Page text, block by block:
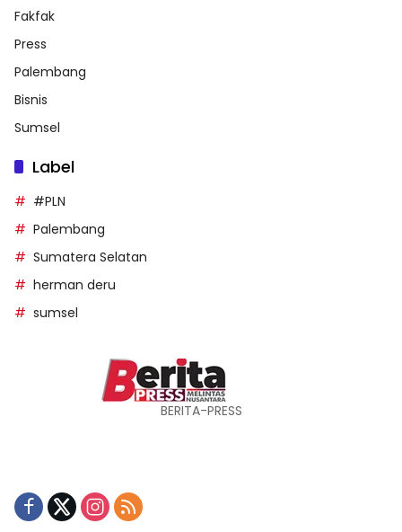
Fakfak
Press
Palembang
Bisnis
Sumsel
Label
#PLN
Palembang
Sumatera Selatan
herman deru
sumsel
BERITA-PRESS